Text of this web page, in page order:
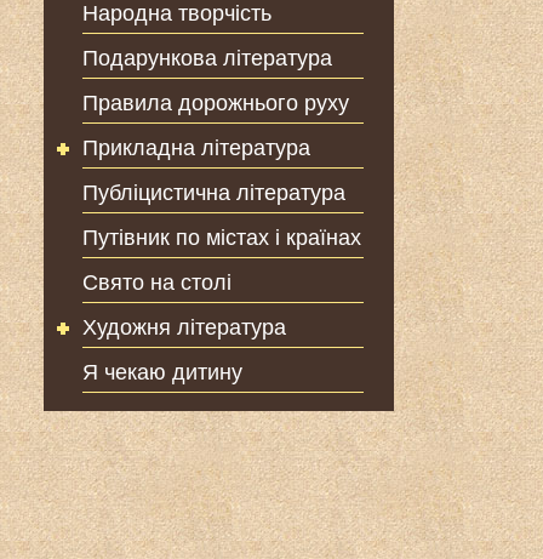
Народна творчість
Подарункова література
Правила дорожнього руху
Прикладна література
Публіцистична література
Путівник по містах і країнах
Свято на столі
Художня література
Я чекаю дитину